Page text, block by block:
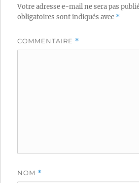
Votre adresse e-mail ne sera pas
obligatoires sont indiqués avec *
COMMENTAIRE *
NOM *